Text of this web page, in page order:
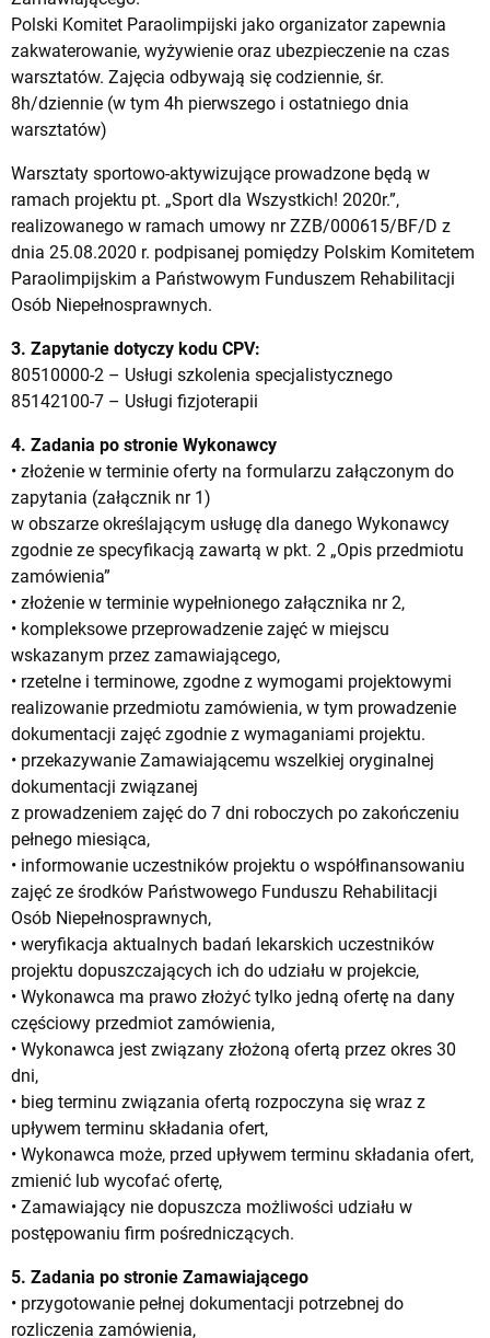
Polski Komitet Paraolimpijski jako organizator zapewnia
zakwaterowanie, wyżywienie oraz ubezpieczenie na czas
warsztatów. Zajęcia odbywają się codziennie, śr.
8h/dziennie (w tym 4h pierwszego i ostatniego dnia
warsztatów)
Warsztaty sportowo-aktywizujące prowadzone będą w
ramach projektu pt. „Sport dla Wszystkich! 2020r.”,
realizowanego w ramach umowy nr ZZB/000615/BF/D z
dnia 25.08.2020 r. podpisanej pomiędzy Polskim Komitetem
Paraolimpijskim a Państwowym Funduszem Rehabilitacji
Osób Niepełnosprawnych.
3. Zapytanie dotyczy kodu CPV:
80510000-2 – Usługi szkolenia specjalistycznego
85142100-7 – Usługi fizjoterapii
4. Zadania po stronie Wykonawcy
• złożenie w terminie oferty na formularzu załączonym do
zapytania (załącznik nr 1)
w obszarze określającym usługę dla danego Wykonawcy
zgodnie ze specyfikacją zawartą w pkt. 2 „Opis przedmiotu
zamówienia”
• złożenie w terminie wypełnionego załącznika nr 2,
• kompleksowe przeprowadzenie zajęć w miejscu
wskazanym przez zamawiającego,
• rzetelne i terminowe, zgodne z wymogami projektowymi
realizowanie przedmiotu zamówienia, w tym prowadzenie
dokumentacji zajęć zgodnie z wymaganiami projektu.
• przekazywanie Zamawiającemu wszelkiej oryginalnej
dokumentacji związanej
z prowadzeniem zajęć do 7 dni roboczych po zakończeniu
pełnego miesiąca,
• informowanie uczestników projektu o współfinansowaniu
zajęć ze środków Państwowego Funduszu Rehabilitacji
Osób Niepełnosprawnych,
• weryfikacja aktualnych badań lekarskich uczestników
projektu dopuszczających ich do udziału w projekcie,
• Wykonawca ma prawo złożyć tylko jedną ofertę na dany
częściowy przedmiot zamówienia,
• Wykonawca jest związany złożoną ofertą przez okres 30
dni,
• bieg terminu związania ofertą rozpoczyna się wraz z
upływem terminu składania ofert,
• Wykonawca może, przed upływem terminu składania ofert,
zmienić lub wycofać ofertę,
• Zamawiający nie dopuszcza możliwości udziału w
postępowaniu firm pośredniczących.
5. Zadania po stronie Zamawiającego
• przygotowanie pełnej dokumentacji potrzebnej do
rozliczenia zamówienia,